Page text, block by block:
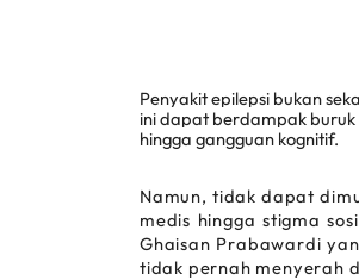
Penyakit epilepsi bukan
ini dapat berdampak buruk
hingga gangguan kognitif.
Namun, tidak dapat
medis hingga stigma
Ghaisan Prabawardi
tidak pernah menyerah